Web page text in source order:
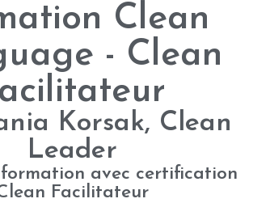
Clean
- Clean
Korsak, Clean
Leader
formation avec certification
Facilitateur